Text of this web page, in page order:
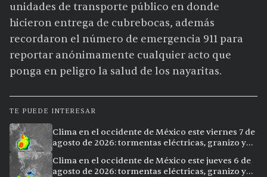
unidades de transporte público en donde
hicieron entrega de cubrebocas, además
recordaron el número de emergencia 911 para
reportar anónimamente cualquier acto que
ponga en peligro la salud de los nayaritas.
TE PUEDE INTERESAR
Clima en el occidente de México este viernes 7 de
agosto de 2026: tormentas eléctricas, granizo y
Clima en el occidente de México este jueves 6 de
agosto de 2026: tormentas eléctricas, granizo y